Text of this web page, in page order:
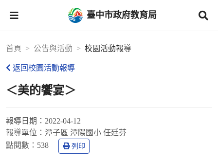
臺中市政府教育局
首頁 公告與活動 校園活動報導
返回校園活動報導
＜美的饗宴＞
報導日期： 2022-04-12
報導單位： 潭子區 潭陽國小 任廷芬
點閱數： 538 列印